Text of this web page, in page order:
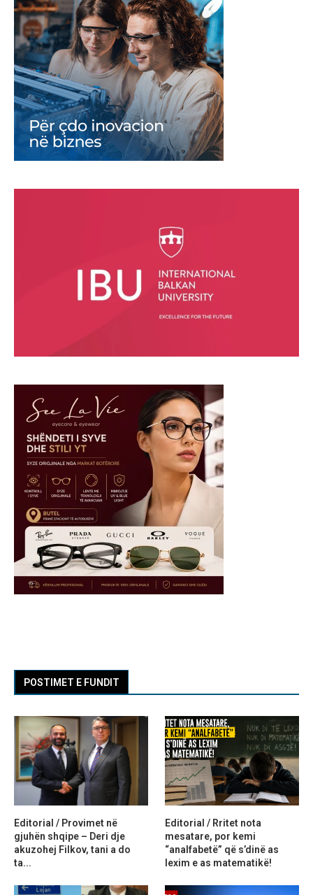
POSTIMET E FUNDIT
Editorial / Provimet në
gjuhën shqipe – Deri dje
akuzohej Filkov, tani a do
ta...
Editorial / Rritet nota
mesatare, por kemi
“analfabetë” që s’dinë as
lexim e as matematikë!